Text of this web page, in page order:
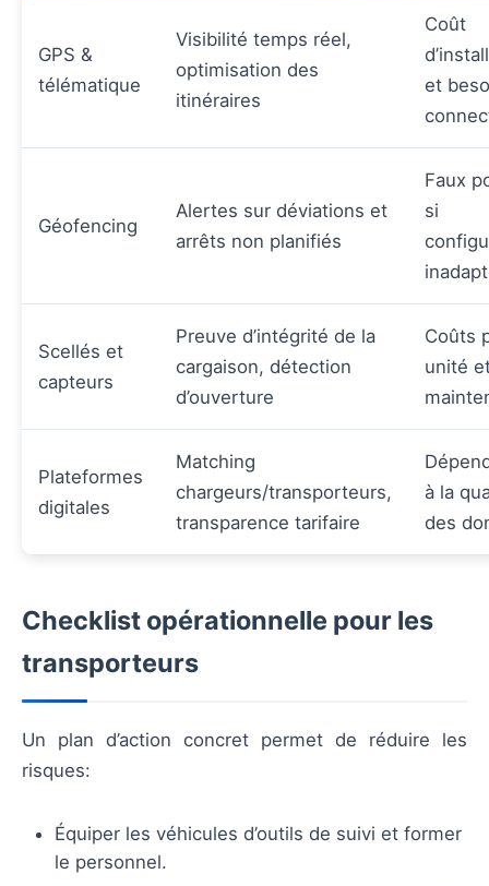
GPS &
télématique
Visibilité temps réel,
optimisation des
itinéraires
Coût
et
Géofencing
Alertes sur déviations et
arrêts non planifiés
Faux
si
Scellés et
capteurs
Preuve d’intégrité de la
cargaison, détection
d’ouverture
Coûts
unité
Plateformes
digitales
Matching
chargeurs/transporteurs,
transparence tarifaire
à la
des
Checklist opérationnelle pour les
transporteurs
Un plan d’action concret permet de réduire les
risques:
Équiper les véhicules d’outils de suivi et former
le personnel.